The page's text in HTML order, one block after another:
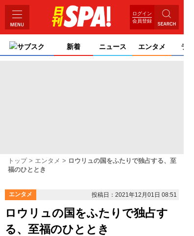
ログイン
会員登録
サブスク 新着 ニュース エンタメ ライ
トップ エンタメ
ロウリュの国をふたりで独占する、至
福のひととき
エンタメ 投稿日：2021年12月01日 08:51
ロウリュの国をふたりで独占す
る、至福のひととき